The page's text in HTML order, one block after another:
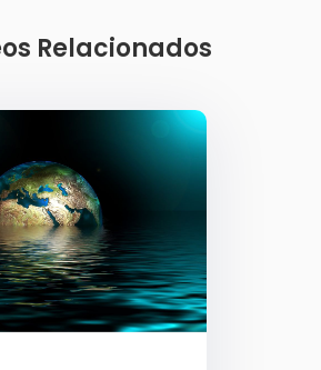
Relacionados